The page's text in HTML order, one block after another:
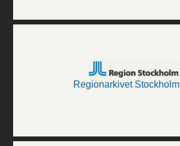
Regionarkivet Stockholm